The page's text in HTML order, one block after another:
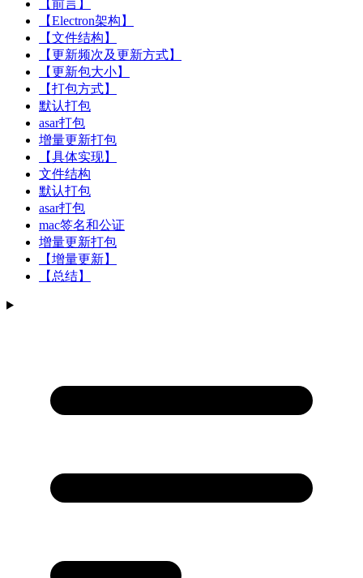
【前言】
【Electron架构】
【文件结构】
【更新频次及更新方式】
【更新包大小】
【打包方式】
默认打包
asar打包
增量更新打包
【具体实现】
文件结构
默认打包
asar打包
mac签名和公证
增量更新打包
【增量更新】
【总结】